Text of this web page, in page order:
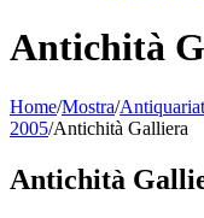
Antichità
Home/Mostra/
2005/Antichità Galliera
Antichità